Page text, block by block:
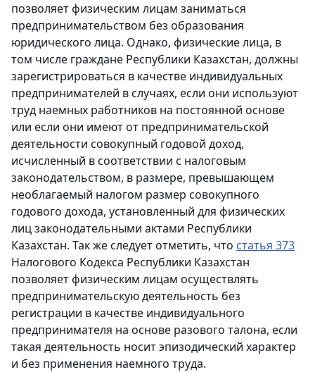
позволяет физическим лицам заниматься
предпринимательством без образования
юридического лица. Однако, физические лица, в
том числе граждане Республики Казахстан, должны
зарегистрироваться в качестве индивидуальных
предпринимателей в случаях, если они используют
труд наемных работников на постоянной основе
или если они имеют от предпринимательской
деятельности совокупный годовой доход,
исчисленный в соответствии с налоговым
законодательством, в размере, превышающем
необлагаемый налогом размер совокупного
годового дохода, установленный для физических
лиц законодательными актами Республики
Казахстан. Так же следует отметить, что статья 373
Налогового Кодекса Республики Казахстан
позволяет физическим лицам осуществлять
предпринимательскую деятельность без
регистрации в качестве индивидуального
предпринимателя на основе разового талона, если
такая деятельность носит эпизодический характер
и без применения наемного труда.